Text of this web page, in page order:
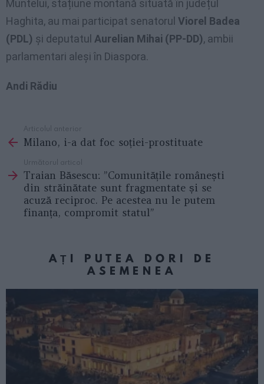
Muntelui, stațiune montană situată în județul
Haghita, au mai participat senatorul Viorel Badea
(PDL) și deputatul Aurelian Mihai (PP-DD), ambii
parlamentari aleși în Diaspora.
Andi Rădiu
more
Articolul anterior
Milano, i-a dat foc soției-prostituate
Următorul articol
Traian Băsescu: ”Comunitățile românești
din străinătate sunt fragmentate și se
acuză reciproc. Pe acestea nu le putem
finanța, compromit statul”
AȚI PUTEA DORI DE
ASEMENEA